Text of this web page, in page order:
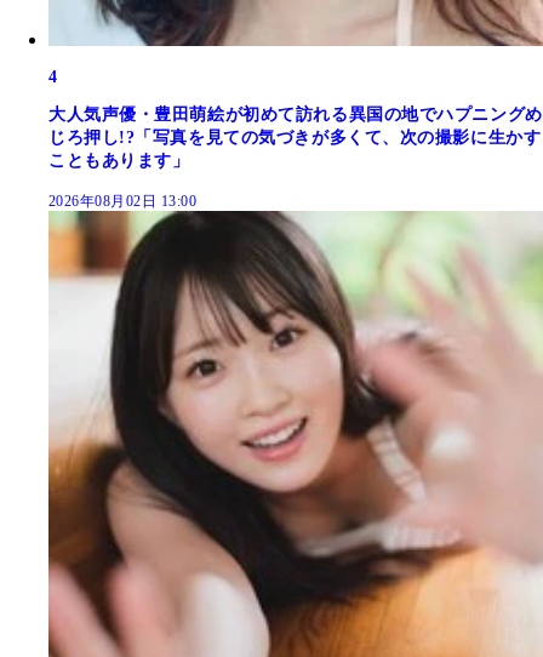
4
大人気声優・豊田萌絵が初めて訪れる異国の地でハプニングめ
じろ押し!?「写真を見ての気づきが多くて、次の撮影に生かす
こともあります」
2026年08月02日 13:00